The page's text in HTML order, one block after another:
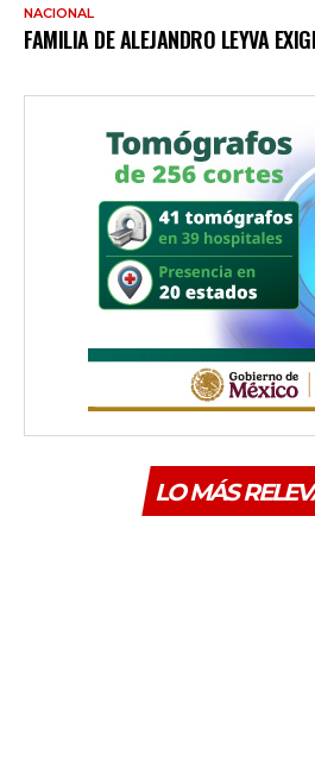
NACIONAL
FAMILIA DE ALEJANDRO LEYVA
LO MÁS